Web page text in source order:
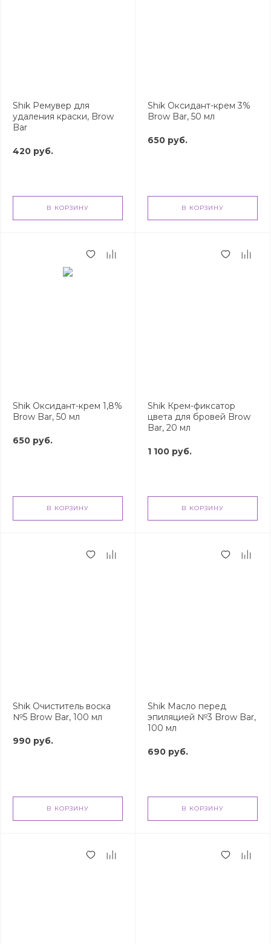
Shik Ремувер для
удаления краски, Brow
Bar
420 руб.
В КОРЗИНУ
Shik Оксидант-крем 3%
Brow Bar, 50 мл
650 руб.
В КОРЗИНУ
Shik Оксидант-крем 1,8%
Brow Bar, 50 мл
650 руб.
В КОРЗИНУ
Shik Крем-фиксатор
цвета для бровей Brow
Bar, 20 мл
1 100 руб.
В КОРЗИНУ
Shik Очиститель воска
№5 Brow Bar, 100 мл
990 руб.
В КОРЗИНУ
Shik Масло перед
эпиляцией №3 Brow Bar,
100 мл
690 руб.
В КОРЗИНУ